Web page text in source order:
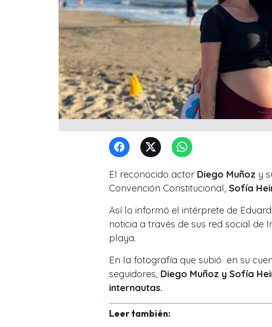
El reconocido actor Diego Muñoz y
Convención Constitucional, Sofía
Así lo informó el intérprete de
noticia a través de sus red social de
playa.
En la fotografía que subió en su
seguidores, Diego Muñoz y Sofía
internautas.
Leer también: